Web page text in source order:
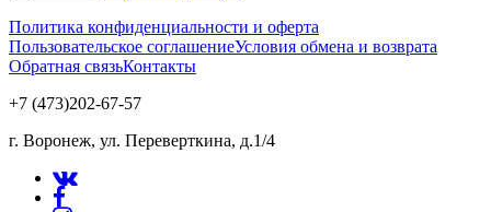
Политика конфиденциальности и оферта
Пользовательское соглашениеУсловия обмена и возврата
Обратная связьКонтакты
+7 (473)202-67-57
г. Воронеж, ул. Переверткина, д.1/4